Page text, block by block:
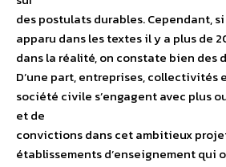
des postulats durables. Cependant,
apparu dans les textes il y a plus de
dans la réalité, on constate bien des
D’une part, entreprises, collectivités
société civile s’engagent avec plus
et de
convictions dans cet ambitieux
établissements d’enseignement qui